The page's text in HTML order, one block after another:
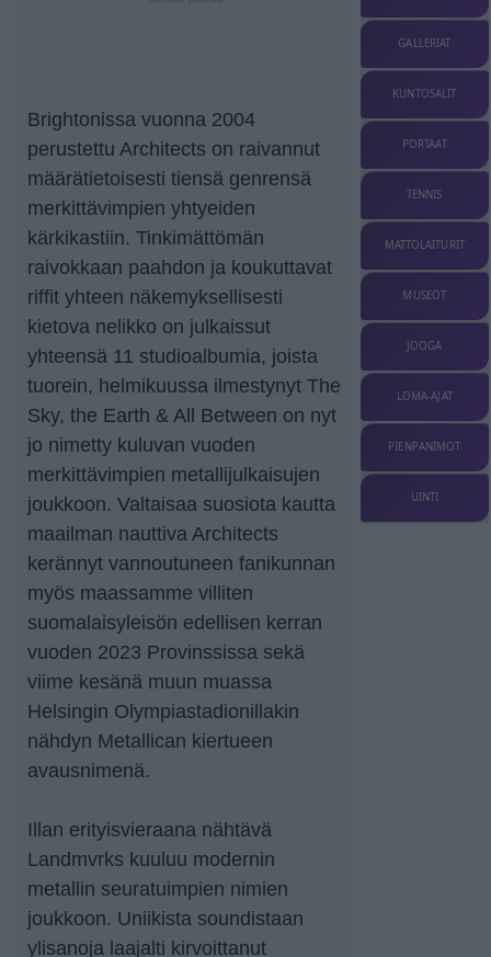
Brightonissa vuonna 2004
perustettu Architects on raivannut
määrätietoisesti tiensä genrensä
merkittävimpien yhtyeiden
kärkikastiin. Tinkimättömän
raivokkaan paahdon ja koukuttavat
riffit yhteen näkemyksellisesti
kietova nelikko on julkaissut
yhteensä 11 studioalbumia, joista
tuorein, helmikuussa ilmestynyt The
Sky, the Earth & All Between on nyt
jo nimetty kuluvan vuoden
merkittävimpien metallijulkaisujen
joukkoon. Valtaisaa suosiota kautta
maailman nauttiva Architects
kerännyt vannoutuneen fanikunnan
myös maassamme villiten
suomalaisyleisön edellisen kerran
vuoden 2023 Provinssissa sekä
viime kesänä muun muassa
Helsingin Olympiastadionillakin
nähdyn Metallican kiertueen
avausnimenä.
Illan erityisvieraana nähtävä
Landmvrks kuuluu modernin
metallin seuratuimpien nimien
joukkoon. Uniikista soundistaan
ylisanoja laajalti kirvoittanut
GALLERIAT
KUNTOSALIT
PORTAAT
TENNIS
MATTOLAITURIT
MUSEOT
JOOGA
LOMA-AJAT
PIENPANIMOT
UINTI